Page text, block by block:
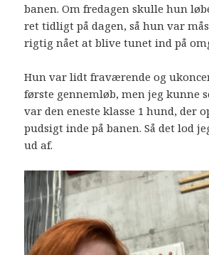
banen. Om fredagen skulle hun
ret tidligt på dagen, så hun var
rigtig nået at blive tunet ind på
Hun var lidt fraværende og
første gennemløb, men jeg kunne
var den eneste klasse 1 hund, der
pudsigt inde på banen. Så det lod
ud af.